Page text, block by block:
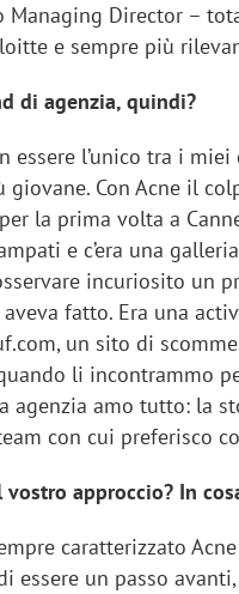
Managing Director –
e sempre più
di agenzia, quindi?
essere l’unico tra i
giovane. Con Acne il
la prima volta a
e c’era una
incuriosito un
aveva fatto. Era una
un sito di
li incontrammo
agenzia amo tutto: la
con cui preferisco
vostro approccio? In
caratterizzato
essere un passo